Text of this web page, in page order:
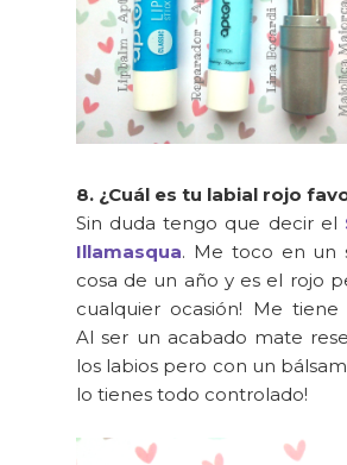
8. ¿Cuál es tu labial rojo
Sin duda tengo que decir el
Illamasqua. Me toco en un
cosa de un año y es el rojo
cualquier ocasión! Me tiene
Al ser un acabado mate
los labios pero con un
lo tienes todo controlado!